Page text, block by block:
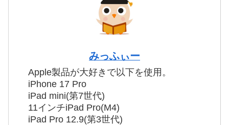
みっふぃー
Apple製品が大好きで以下を使用。
iPhone 17 Pro
iPad mini(第7世代)
11インチiPad Pro(M4)
iPad Pro 12.9(第3世代)